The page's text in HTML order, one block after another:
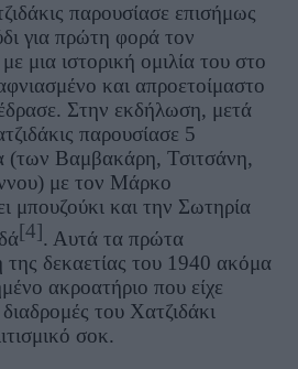
παρουσίασε επισήμως
για πρώτη φορά τον
μια ιστορική ομιλία του στο
και απροετοίμαστο
Στην εκδήλωση, μετά
παρουσίασε 5
(των Βαμβακάρη, Τσιτσάνη,
με τον Μάρκο
μπουζούκι και την Σωτηρία
[4]. Αυτά τα πρώτα
δεκαετίας του 1940 ακόμα
ακροατήριο που είχε
του Χατζιδάκι
σοκ.